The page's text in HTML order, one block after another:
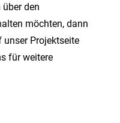
den
möchten, dann
unser Projektseite
für weitere